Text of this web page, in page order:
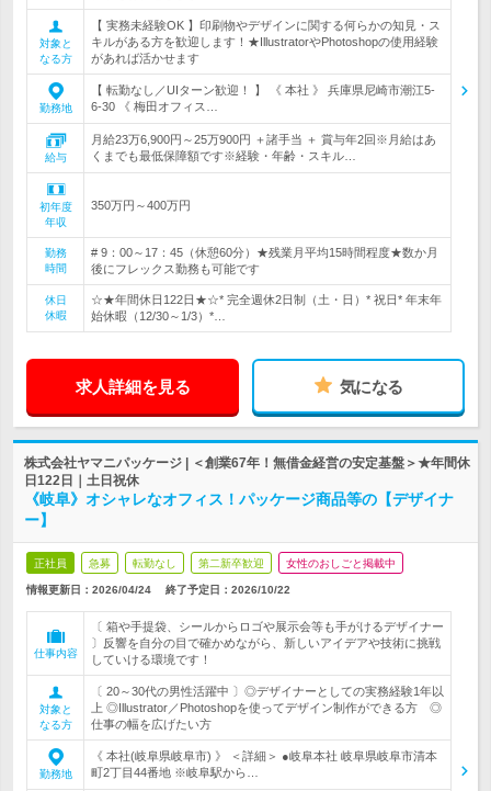
対象と
なる方
【 実務未経験OK 】印刷物やデザインに関する何らかの知見・ス
キルがある方を歓迎します！★IllustratorやPhotoshopの使用経験
があれば活かせます
勤務地
【 転勤なし／UIターン歓迎！ 】 《 本社 》 兵庫県尼崎市潮江5-
6-30 《 梅田オフィス…
給与
月給23万6,900円～25万900円 ＋諸手当 ＋ 賞与年2回※月給はあ
くまでも最低保障額です※経験・年齢・スキル…
初年度
年収
350万円～400万円
勤務
時間
# 9：00～17：45（休憩60分）★残業月平均15時間程度★数か月
後にフレックス勤務も可能です
休日
休暇
☆★年間休日122日★☆* 完全週休2日制（土・日）* 祝日* 年末年
始休暇（12/30～1/3）*…
求人詳細を見る 気になる
株式会社ヤマニパッケージ | ＜創業67年！無借金経営の安定基盤＞★年間休
日122日｜土日祝休
《岐阜》オシャレなオフィス！パッケージ商品等の【デザイナ
ー】
正社員 急募 転勤なし 第二新卒歓迎 女性のおしごと掲載中
情報更新日：2026/04/24 終了予定日： 2026/10/22
仕事内容
〔 箱や手提袋、シールからロゴや展示会等も手がけるデザイナー
〕反響を自分の目で確かめながら、新しいアイデアや技術に挑戦
していける環境です！
対象と
なる方
〔 20～30代の男性活躍中 〕◎デザイナーとしての実務経験1年以
上 ◎Illustrator／Photoshopを使ってデザイン制作ができる方 ◎
仕事の幅を広げたい方
勤務地
《 本社(岐阜県岐阜市) 》 ＜詳細＞ ●岐阜本社 岐阜県岐阜市清本
町2丁目44番地 ※岐阜駅から…